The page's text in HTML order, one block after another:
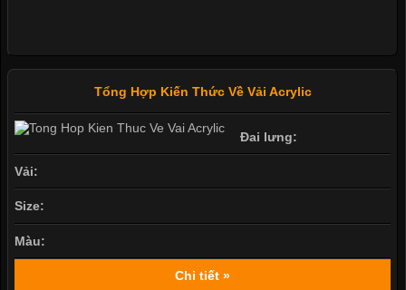
Tổng Hợp Kiến Thức Về Vải Acrylic
Đai lưng:
Vải:
Size:
Màu:
Chi tiết »